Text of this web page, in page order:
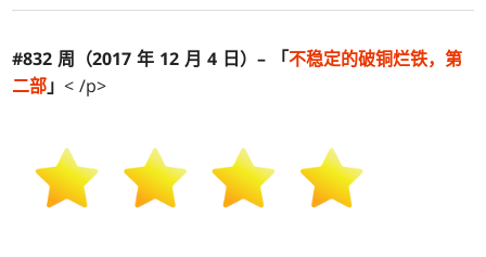
#832 周（2017 年 12 月 4 日）– 「不稳定的破铜烂铁，第
二部」< /p>